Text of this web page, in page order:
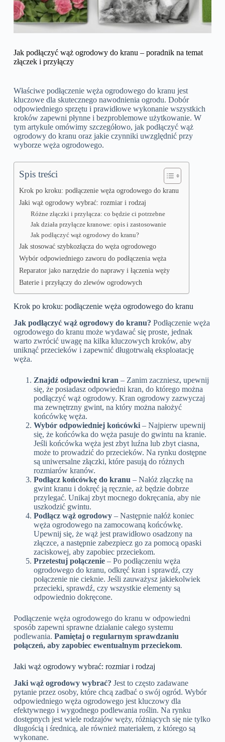
Jak podłączyć wąż ogrodowy do kranu – poradnik na temat
złączek i przyłączy
Właściwe podłączenie węża ogrodowego do kranu jest
kluczowe dla skutecznego nawodnienia ogrodu. Dobór
odpowiedniego sprzętu i prawidłowe wykonanie wszystkich
kroków zapewni płynne i bezproblemowe użytkowanie. W
tym artykule omówimy szczegółowo, jak podłączyć wąż
ogrodowy do kranu oraz jakie czynniki uwzględnić przy
wyborze węża ogrodowego.
Spis treści
Krok po kroku: podłączenie węża ogrodowego do kranu
Jaki wąż ogrodowy wybrać: rozmiar i rodzaj
Różne złączki i przyłącza: co będzie ci potrzebne
Jak działa przyłącze kranowe: opis i zastosowanie
Jak podłączyć wąż ogrodowy do kranu?
Jak stosować szybkozłącza do węża ogrodowego
Wybór odpowiedniego zaworu do podłączenia węża
Reparator jako narzędzie do naprawy i łączenia węży
Baterie i przyłączy do zlewów ogrodowych
Krok po kroku: podłączenie węża ogrodowego do kranu
Jak podłączyć wąż ogrodowy do kranu? Podłączenie węża
ogrodowego do kranu może wydawać się proste, jednak
warto zwrócić uwagę na kilka kluczowych kroków, aby
uniknąć przecieków i zapewnić długotrwałą eksploatację
węża.
Znajdź odpowiedni kran – Zanim zaczniesz, upewnij
się, że posiadasz odpowiedni kran, do którego można
podłączyć wąż ogrodowy. Kran ogrodowy zazwyczaj
ma zewnętrzny gwint, na który można nałożyć
końcówkę węża.
Wybór odpowiedniej końcówki– Najpierw upewnij
się, że końcówka do węża pasuje do gwintu na kranie.
Jeśli końcówka węża jest zbyt luźna lub zbyt ciasna,
może to prowadzić do przecieków. Na rynku dostępne
są uniwersalne złączki, które pasują do różnych
rozmiarów kranów.
Podłącz końcówkę do kranu – Nałóż złączkę na
gwint kranu i dokręć ją ręcznie, aż będzie dobrze
przylegać. Unikaj zbyt mocnego dokręcania, aby nie
uszkodzić gwintu.
Podłącz wąż ogrodowy– Następnie nałóż koniec
węża ogrodowego na zamocowaną końcówkę.
Upewnij się, że wąż jest prawidłowo osadzony na
złączce, a następnie zabezpiecz go za pomocą opaski
zaciskowej, aby zapobiec przeciekom.
Przetestuj połączenie– Po podłączeniu węża
ogrodowego do kranu, odkręć kran i sprawdź, czy
połączenie nie cieknie. Jeśli zauważysz jakiekolwiek
przecieki, sprawdź, czy wszystkie elementy są
odpowiednio dokręcone.
Podłączenie węża ogrodowego do kranu w odpowiedni
sposób zapewni sprawne działanie całego systemu
podlewania. Pamiętaj o regularnym sprawdzaniu
połączeń, aby zapobiec ewentualnym przeciekom.
Jaki wąż ogrodowy wybrać: rozmiar i rodzaj
Jaki wąż ogrodowy wybrać? Jest to często zadawane
pytanie przez osoby, które chcą zadbać o swój ogród. Wybór
odpowiedniego węża ogrodowego jest kluczowy dla
efektywnego i wygodnego podlewania roślin. Na rynku
dostępnych jest wiele rodzajów węży, różniących się nie tylko
długością i średnicą, ale również materiałem, z którego są
wykonane.